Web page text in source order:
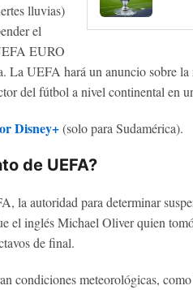
lluvias)
el
EURO
La UEFA hará un anuncio sobre la
del fútbol a nivel continental en
Disney+(solo para Sudamérica).
de UEFA?
la autoridad para determinar
el inglés Michael Oliver quien
de final.
condiciones meteorológicas,